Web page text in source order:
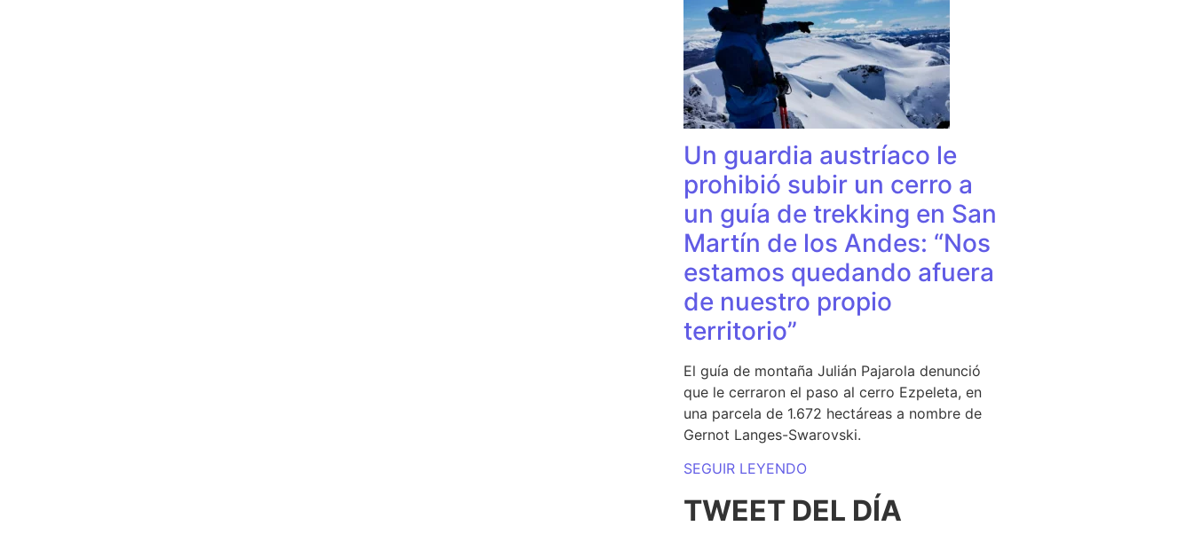
Un guardia austríaco le
prohibió subir un cerro a
un guía de trekking en San
Martín de los Andes: “Nos
estamos quedando afuera
de nuestro propio
territorio”
El guía de montaña Julián Pajarola denunció
que le cerraron el paso al cerro Ezpeleta, en
una parcela de 1.672 hectáreas a nombre de
Gernot Langes-Swarovski.
SEGUIR LEYENDO
TWEET DEL DÍA